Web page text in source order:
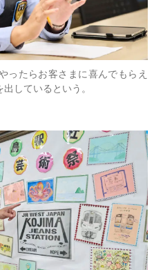
ったらお客さまに喜んでもらえ
しているという。